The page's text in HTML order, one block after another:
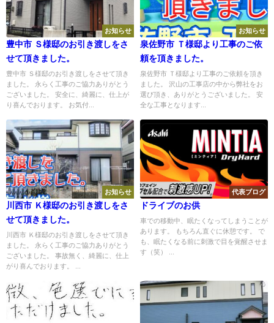
お知らせ
豊中市 Ｓ様邸のお引き渡しをさ
せて頂きました。
豊中市 Ｓ様邸のお引き渡しをさせて頂き
ました。 永らく工事のご協力ありがとう
ございました。 安全に、綺麗に、仕上が
り喜んでおります。 お気付...
お知らせ
泉佐野市 Ｔ様邸より工事のご依
頼を頂きました。
泉佐野市 Ｔ様邸より工事のご依頼を頂き
ました。 沢山の工事店の中から弊社をお
選び頂き、ありがとうございました。 安
全な工事となります...
お知らせ
川西市 Ｋ様邸のお引き渡しをさ
せて頂きました。
川西市 Ｋ様邸のお引き渡しをさせて頂き
ました。 永らく工事のご協力ありがとう
ございました。 事故無く、綺麗に、仕上
がり喜んでおります。 ...
代表ブログ
ドライブのお供
車での移動中、眠たくなってしまうことが
あります。 もちろん直ぐに休憩です。 で
も、眠たくなる前に刺激で目を覚醒させま
す（笑） ...